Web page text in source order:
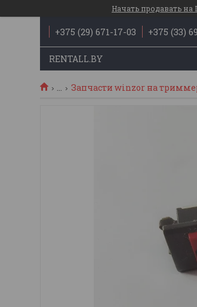
Начать продавать на
+375 (29) 671-17-03 +375 (33)
RENTALL.BY
... Запчасти winzor на